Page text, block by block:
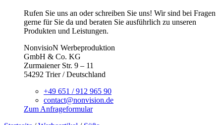
Rufen Sie uns an oder schreiben Sie uns! Wir sind bei Fragen
gerne für Sie da und beraten Sie ausführlich zu unseren
Produkten und Leistungen.
NonvisioN Werbeproduktion
GmbH & Co. KG
Zurmaiener Str. 9 – 11
54292 Trier / Deutschland
+49 651 / 912 965 90
contact@nonvision.de
Zum Anfrageformular